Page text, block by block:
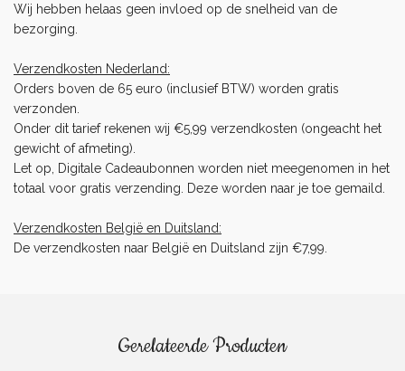
Wij hebben helaas geen invloed op de snelheid van de
bezorging.
Verzendkosten Nederland:
Orders boven de 65 euro (inclusief BTW) worden gratis
verzonden.
Onder dit tarief rekenen wij €5,99 verzendkosten (ongeacht het
gewicht of afmeting).
Let op, Digitale Cadeaubonnen worden niet meegenomen in het
totaal voor gratis verzending. Deze worden naar je toe gemaild.
Verzendkosten België en Duitsland:
De verzendkosten naar België en Duitsland zijn €7,99.
Gerelateerde Producten